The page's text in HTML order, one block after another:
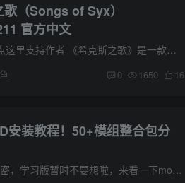
（Songs of Syx）
官方中文
游戏介绍 点这里支持作者 《希克斯之歌》是一款幻想城市建设游戏。您从一个小小的村庄发迹，用您那无与伦比的管理和征服才能带领你的人民走向强大，最终成为称霸一方的帝国。游戏里的机制精巧、...
0 1650 16
安装教程！50+模组整合包分
游戏有D加密，学习版暂时不要想啦，来看一下mod安装教程吧 mod安装教程 1.解压mod包 2.挑一个喜欢的服装mod 3.将文件中的SB文件夹放到游戏根目录 4.进游戏即可